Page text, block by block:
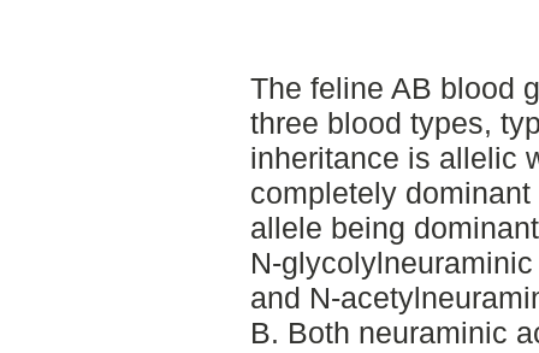
The feline AB blood
three blood types,
inheritance is allelic
completely
allele being
N-
and N-
B. Both neuraminic